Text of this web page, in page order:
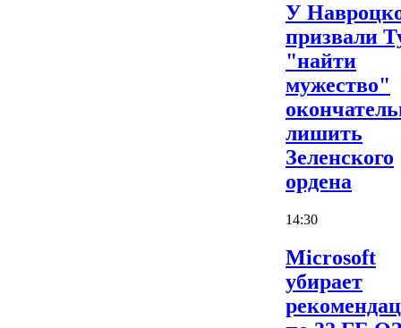
У
призвали
"найти
мужество"
лишить
Зеленского
ордена
14:30
Microsoft
убирает